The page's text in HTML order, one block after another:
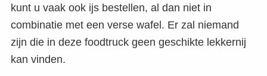
kunt u vaak ook ijs bestellen, al dan niet in
combinatie met een verse wafel. Er zal niemand
zijn die in deze foodtruck geen geschikte lekkernij
kan vinden.